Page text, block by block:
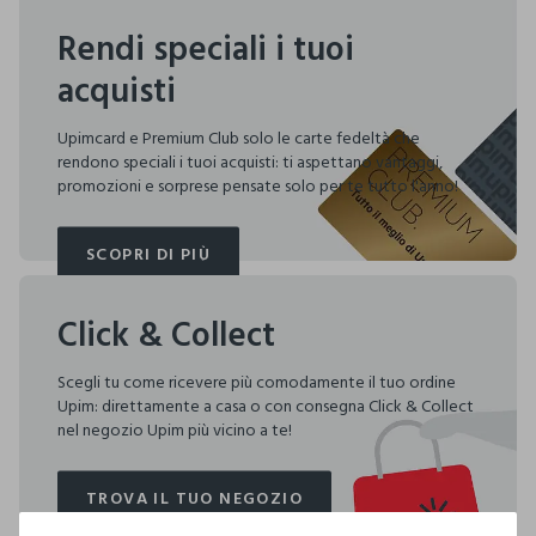
Rendi speciali i tuoi
acquisti
Upimcard e Premium Club solo le carte fedeltà che
rendono speciali i tuoi acquisti: ti aspettano vantaggi,
promozioni e sorprese pensate solo per te tutto l'anno!
SCOPRI DI PIÙ
SCOPRI DI PIÙ
Click & Collect
Scegli tu come ricevere più comodamente il tuo ordine
Upim: direttamente a casa o con consegna Click & Collect
nel negozio Upim più vicino a te!
TROVA IL TUO NEGOZIO
TROVA IL TUO NEGOZIO